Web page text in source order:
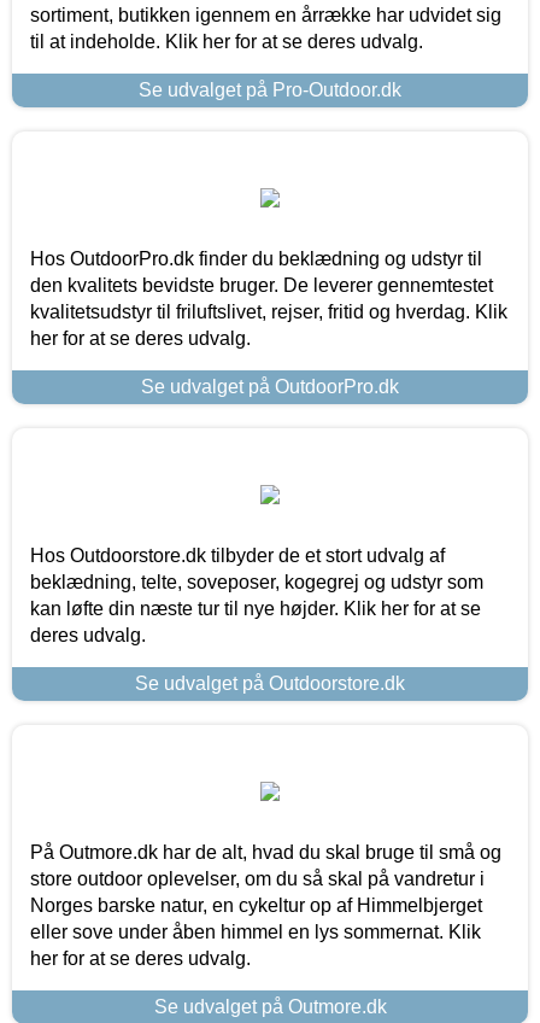
sortiment, butikken igennem en årrække har udvidet sig
til at indeholde. Klik her for at se deres udvalg.
Se udvalget på Pro-Outdoor.dk
Hos OutdoorPro.dk finder du beklædning og udstyr til
den kvalitets bevidste bruger. De leverer gennemtestet
kvalitetsudstyr til friluftslivet, rejser, fritid og hverdag. Klik
her for at se deres udvalg.
Se udvalget på OutdoorPro.dk
Hos Outdoorstore.dk tilbyder de et stort udvalg af
beklædning, telte, soveposer, kogegrej og udstyr som
kan løfte din næste tur til nye højder. Klik her for at se
deres udvalg.
Se udvalget på Outdoorstore.dk
På Outmore.dk har de alt, hvad du skal bruge til små og
store outdoor oplevelser, om du så skal på vandretur i
Norges barske natur, en cykeltur op af Himmelbjerget
eller sove under åben himmel en lys sommernat. Klik
her for at se deres udvalg.
Se udvalget på Outmore.dk